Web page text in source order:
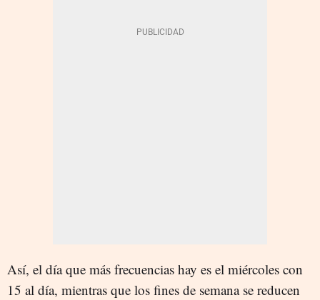
Así, el día que más frecuencias hay es el miércoles con
15 al día, mientras que los fines de semana se reducen